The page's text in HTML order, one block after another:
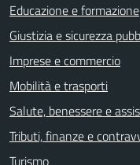
Educazione e formazione
Giustizia e sicurezza
Imprese e commercio
Mobilità e trasporti
Salute, benessere e
Tributi, finanze e
Turismo